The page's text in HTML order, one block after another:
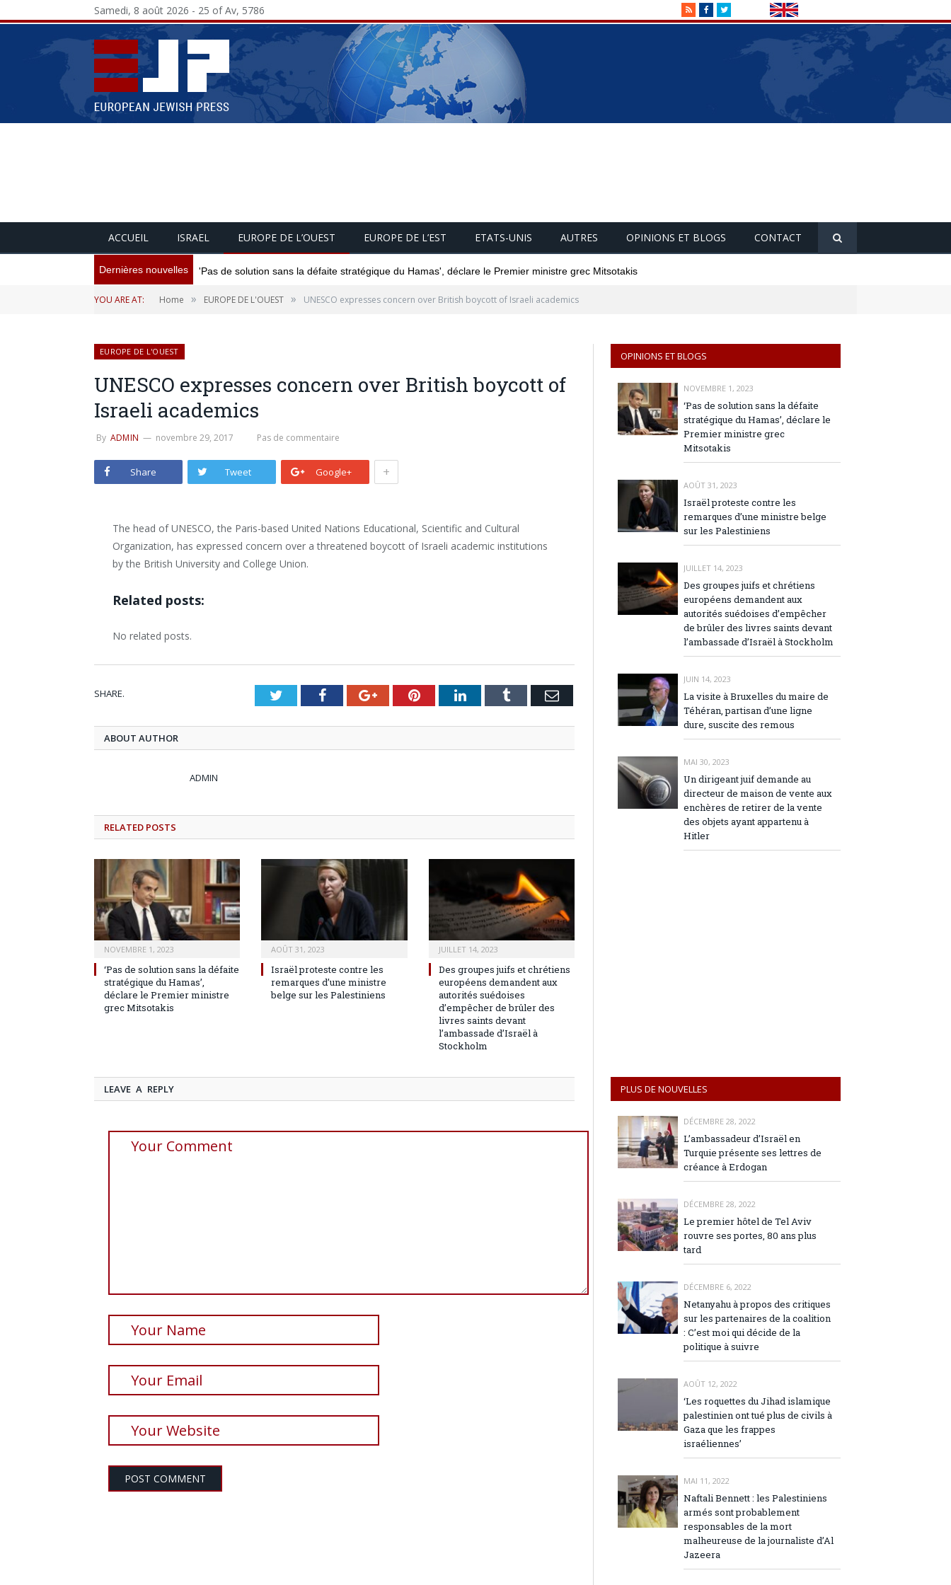
RSSFacebookTwitter
Samedi, 8 août 2026 - 25 of Av, 5786
ACCUEIL ISRAEL EUROPE DE L’OUEST EUROPE DE L’EST ETATS-UNIS AUTRES OPINIONS ET BLOGS CONTACT
Dernières nouvelles 'Pas de solution sans la défaite stratégique du Hamas', déclare le Premier ministre grec Mitsotakis
YOU ARE AT: Home » EUROPE DE L'OUEST » UNESCO expresses concern over British boycott of Israeli academics
EUROPE DE L'OUEST
UNESCO expresses concern over British boycott of
Israeli academics
By ADMIN novembre 29, 2017 Pas de commentaire
Share Tweet Google+ +
The head of UNESCO, the Paris-based United Nations Educational, Scientific and Cultural
Organization, has expressed concern over a threatened boycott of Israeli academic institutions
by the British University and College Union.
Related posts:
No related posts.
SHARE. TwitterFacebookGoogle+PinterestLinkedInTumblr Email
ABOUT AUTHOR
ADMIN
RELATED POSTS
NOVEMBRE 1, 2023
‘Pas de solution sans la défaite
stratégique du Hamas’,
déclare le Premier ministre
grec Mitsotakis
AOÛT 31, 2023
Israël proteste contre les
remarques d’une ministre
belge sur les Palestiniens
JUILLET 14, 2023
Des groupes juifs et chrétiens
européens demandent aux
autorités suédoises
d’empêcher de brûler des
livres saints devant
l’ambassade d’Israël à
Stockholm
LEAVE A REPLY
OPINIONS ET BLOGS
NOVEMBRE 1, 2023
‘Pas de solution sans la défaite
stratégique du Hamas’, déclare le
Premier ministre grec
Mitsotakis
AOÛT 31, 2023
Israël proteste contre les
remarques d’une ministre belge
sur les Palestiniens
JUILLET 14, 2023
Des groupes juifs et chrétiens
européens demandent aux
autorités suédoises d’empêcher
de brûler des livres saints devant
l’ambassade d’Israël à Stockholm
JUIN 14, 2023
La visite à Bruxelles du maire de
Téhéran, partisan d’une ligne
dure, suscite des remous
MAI 30, 2023
Un dirigeant juif demande au
directeur de maison de vente aux
enchères de retirer de la vente
des objets ayant appartenu à
Hitler
PLUS DE NOUVELLES
DÉCEMBRE 28, 2022
L’ambassadeur d’Israël en
Turquie présente ses lettres de
créance à Erdogan
DÉCEMBRE 28, 2022
Le premier hôtel de Tel Aviv
rouvre ses portes, 80 ans plus
tard
DÉCEMBRE 6, 2022
Netanyahu à propos des critiques
sur les partenaires de la coalition
: C’est moi qui décide de la
politique à suivre
AOÛT 12, 2022
‘Les roquettes du Jihad islamique
palestinien ont tué plus de civils à
Gaza que les frappes
israéliennes’
MAI 11, 2022
Naftali Bennett : les Palestiniens
armés sont probablement
responsables de la mort
malheureuse de la journaliste d’Al
Jazeera